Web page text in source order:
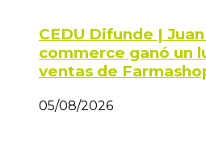
CEDU Difunde |
commerce ganó un
ventas de
05/08/2026